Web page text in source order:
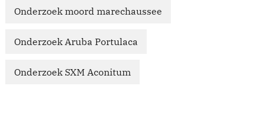
Onderzoek moord marechaussee
Onderzoek Aruba Portulaca
Onderzoek SXM Aconitum